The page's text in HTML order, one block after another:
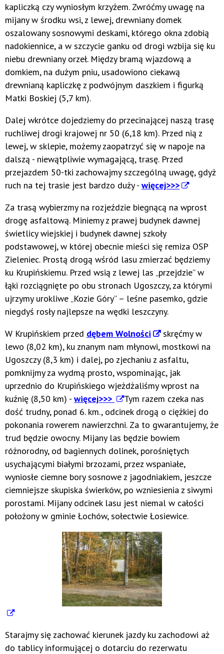
kapliczką czy wyniosłym krzyżem. Zwróćmy uwagę na
mijany w środku wsi, z lewej, drewniany domek
oszalowany sosnowymi deskami, którego okna zdobią
nadokiennice, a w szczycie ganku od drogi wzbija się ku
niebu drewniany orzeł. Między bramą wjazdową a
domkiem, na dużym pniu, usadowiono ciekawą
drewnianą kapliczkę z podwójnym daszkiem i figurką
Matki Boskiej (5,7 km).
Dalej wkrótce dojedziemy do przecinającej naszą trasę
ruchliwej drogi krajowej nr 50 (6,18 km). Przed nią z
lewej, w sklepie, możemy zaopatrzyć się w napoje na
dalszą - niewątpliwie wymagającą, trasę. Przed
przejazdem 50-tki zachowajmy szczególną uwagę, gdyż
ruch na tej trasie jest bardzo duży - więcej>>>
Za trasą wybierzmy na rozjeździe biegnącą na wprost
drogę asfaltową. Miniemy z prawej budynek dawnej
świetlicy wiejskiej i budynek dawnej szkoły
podstawowej, w której obecnie mieści się remiza OSP
Zieleniec. Prostą drogą wśród lasu zmierzać będziemy
ku Krupińskiemu. Przed wsią z lewej las „przejdzie” w
łąki rozciągnięte po obu stronach Ugoszczy, za którymi
ujrzymy urokliwe „Kozie Góry” – leśne pasemko, gdzie
niegdyś rosły najlepsze na wędki leszczyny.
W Krupińskiem przed dębem Wolności
skręćmy w
lewo (8,02 km), ku znanym nam młynowi, mostkowi na
Ugoszczy (8,3 km) i dalej, po zjechaniu z asfaltu,
pomknijmy za wydmą prosto, wspominając, jak
uprzednio do Krupińskiego wjeżdżaliśmy wprost na
kuźnię (8,50 km) - więcej>>>
Tym razem czeka nas
dość trudny, ponad 6. km., odcinek drogą o ciężkiej do
pokonania rowerem nawierzchni. Za to gwarantujemy, że
trud będzie owocny. Mijany las będzie bowiem
różnorodny, od bagiennych dolinek, porośniętych
usychającymi białymi brzozami, przez wspaniałe,
wyniosłe ciemne bory sosnowe z jagodniakiem, jeszcze
ciemniejsze skupiska świerków, po wzniesienia z siwymi
porostami. Mijany odcinek lasu jest niemal w całości
położony w gminie Łochów, sołectwie Łosiewice.
Starajmy się zachować kierunek jazdy ku zachodowi aż
do tablicy informującej o dotarciu do rezerwatu